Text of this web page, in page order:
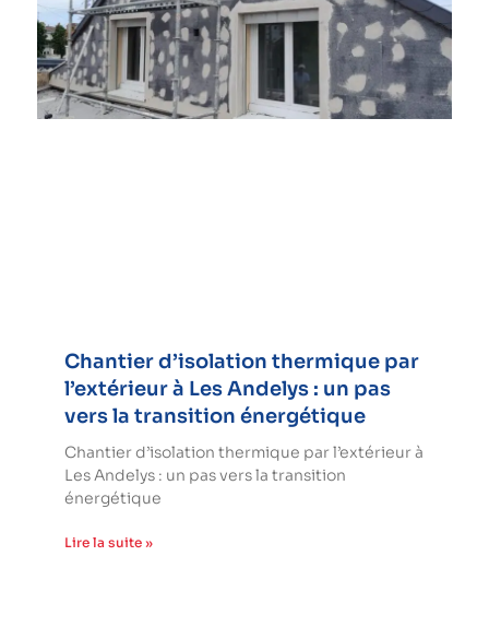
Chantier d’isolation thermique par
l’extérieur à Les Andelys : un pas
vers la transition énergétique
Chantier d’isolation thermique par l’extérieur à
Les Andelys : un pas vers la transition
énergétique
Lire la suite »